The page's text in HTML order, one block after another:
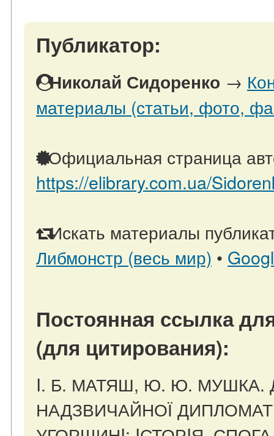
Публикатор:
Николай Сидоренко →
материалы (статьи, фото,
Официальная страница
https://elibrary.com.ua/
Искать материалы
Либмонстр (весь мир) •
Постоянная ссылка
(для цитирования):
I. Б. МАТЯШ, Ю. Ю. МУШКА.
НАДЗВИЧАЙНОЇ